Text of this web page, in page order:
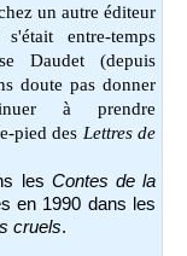
un autre éditeur
entre-temps
Daudet (depuis
doute pas donner
à prendre
pied des Lettres de
les Contes de la
en 1990 dans les
cruels.